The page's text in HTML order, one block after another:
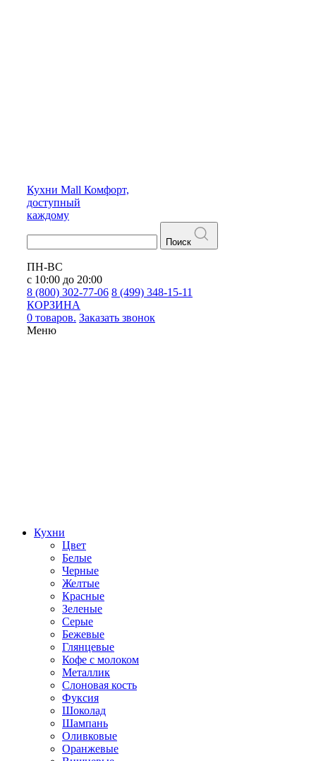
Кухни Mall Комфорт,
доступный
каждому
Поиск
ПН-ВС
с 10:00 до 20:00
8 (800) 302-77-06 8 (499) 348-15-11
КОРЗИНА
0 товаров. Заказать звонок
Меню
Кухни
Цвет
Белые
Черные
Желтые
Красные
Зеленые
Серые
Бежевые
Глянцевые
Кофе с молоком
Металлик
Слоновая кость
Фуксия
Шоколад
Шампань
Оливковые
Оранжевые